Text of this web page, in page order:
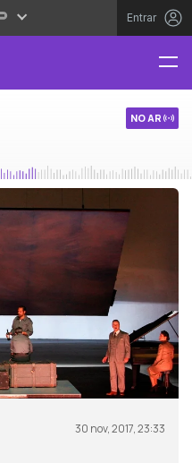
Entrar
NO AR
30 nov, 2017, 23:33